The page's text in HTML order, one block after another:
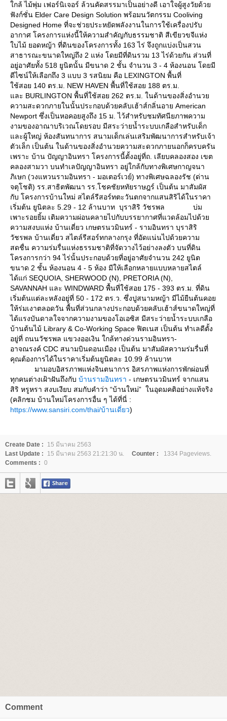
กล้ ไม้พุ่ม เฟอร์นิเจอร์ ล้วนคัดสรรมาเป็นอย่างดี เอาใจผู้สูงวัยด้ว
ฟังก์ชั่น Elder Care Design Solution พร้อมนวัตกรรม Cooliving
Designed Home ที่จะช่วยประหยัดพลังงานในการใช้เครื่องปรับ
อากาศ โครงการแห่งนี้ให้ความสำคัญกับธรรมชาติ สีเขียวขจีแห่ง
บไม้ ยอดหญ้า ที่ดินของโครงการทั้ง 163 ไร่ จึงถูกแบ่งเป็นสวน
สาธารณะขนาดใหญ่ถึง 2 แห่ง โดยมีที่ดินรวม 13 ไร่ด้วยกัน ส่วนที่
อยู่อาศัยทั้ง 518 ยูนิตนั้น มีขนาด 2 ชั้น จำนวน 3 - 4 ห้องนอน โดยมี
ดีไซน์ให้เลือกถึง 3 แบบ 3 รสนิยม คือ LEXINGTON พื้นที่
ช้สอย 140 ตร.ม. NEW HAVEN พื้นที่ใช้สอย 188 ตร.ม.
ละ BURLINGTON พื้นที่ใช้สอย 262 ตร.ม. ในด้านของสิ่งอำนว
ความสะดวกภายในนั้นประกอบด้วยคลับเฮ้าส์กลิ่นอาย American
Newport ซึ่งเป็นหอคอยสูงถึง 15 ม. ไว้สำหรับชมทัศนียภาพความ
งามของอาณาบริเวณโดยรอบ มีสระว่ายน้ำระบบเกลือสำหรับเด็ก
ละผู้ใหญ่ ห้องสันทนาการ สนามเด็กเล่นเสริมพัฒนาการสำหรับเจ้า
ตัวเล็ก เป็นต้น ในด้านของสิ่งอำนวยความสะดวกภายนอกก็ครบครัน
เพราะ บ้าน ปัญญาอินทรา โครงการนี้ตั้งอยู่ที่ถ. เลียบคลองสอง เขต
คลองสามวา บนทำเลปัญญาอินทรา อยู่ใกล้กับทางพิเศษกาญจนา
ภิเษก (วงแหวนรามอินทรา - มอเตอร์เวย์) ทางพิเศษฉลองรัช (ด่าน
จตุโชติ) รร.สาธิตพัฒนา รร.โชคชัยหทัยราษฎร์ เป็นต้น มาสัมผัส
กับ โครงการบ้านใหม่ สไตล์รีสอร์ทตะวันตกจากแสนสิริได้ในราคา
เริ่มต้น ยูนิตละ 5.29 - 12 ล้านบาท บุราสิริ วัชรพล บ่ม
เพาะรอยยิ้ม เติมความผ่อนคลายไปกับบรรยากาศที่แวดล้อมไปด้ว
ความสงบแห่ง บ้านเดี่ยว เกษตรนวมินทร์ - รามอินทรา บุราสิริ
วัชรพล บ้านเดี่ยว สไตล์รีสอร์ทกลางกรุง ที่อัดแน่นไปด้วยความ
สดชื่น ความร่มรื่นแห่งธรรมชาติที่จัดวางไว้อย่างลงตัว บนที่ดิน
ครงการกว่า 94 ไร่นั้นประกอบด้วยที่อยู่อาศัยจำนวน 242 ยูนิต
ขนาด 2 ชั้น ห้องนอน 4 - 5 ห้อง มีให้เลือกหลายแบบหลายสไตล์
ได้แก่ SEQUOIA, SHERWOOD (N), PRETORIA (N),
SAVANNAH และ WINDWARD พื้นที่ใช้สอย 175 - 393 ตร.ม. ที่ดิน
เริ่มต้นแต่ละหลังอยู่ที่ 50 - 172 ตร.ว. ซึ่งปูสนามหญ้า มีไม้ยืนต้นคอ
ห้ร่มเงาตลอดวัน พื้นที่ส่วนกลางประกอบด้วยคลับเฮ้าส์ขนาดใหญ่ที่
ได้แรงบันดาลใจจากความงามของโอเอซิส มีสระว่ายน้ำระบบเกลือ
บ้านต้นไม้ Library & Co-Working Space ฟิตเนส เป็นต้น ทำเลดีตั้ง
อยู่ที่ ถนนวัชรพล แขวงออเงิน ใกล้ทางด่วนรามอินทรา-
อาจณรงค์ CDC สนามบินดอนเมือง เป็นต้น มาสัมผัสความร่มรื่นที่
คุณต้องการได้ในราคาเริ่มต้นยูนิตละ 10.99 ล้านบาท
มามอบอิสรภาพแห่งจินตนาการ อิสรภาพแห่งการพักผ่อนที่
ทุกคนต่างเฝ้าฝันถึงกับ บ้านรามอินทรา - เกษตรนวมินทร์ จากแสน
สิริ หรูหรา สงบเงียบ สมกับคำว่า “บ้านใหม่” ในอุดมคติอย่างแท้จริง
(คลิกชม บ้านใหม่โครงการอื่น ๆ ได้ที่นี่ :
https://www.sansiri.com/thai/บ้านเดี่ยว)
Create Date :
15 มีนาคม 2563
Last Update :
15 มีนาคม 2563 21:21:30 น. Counter :
1334 Pageviews.
Comments : 0
Comment